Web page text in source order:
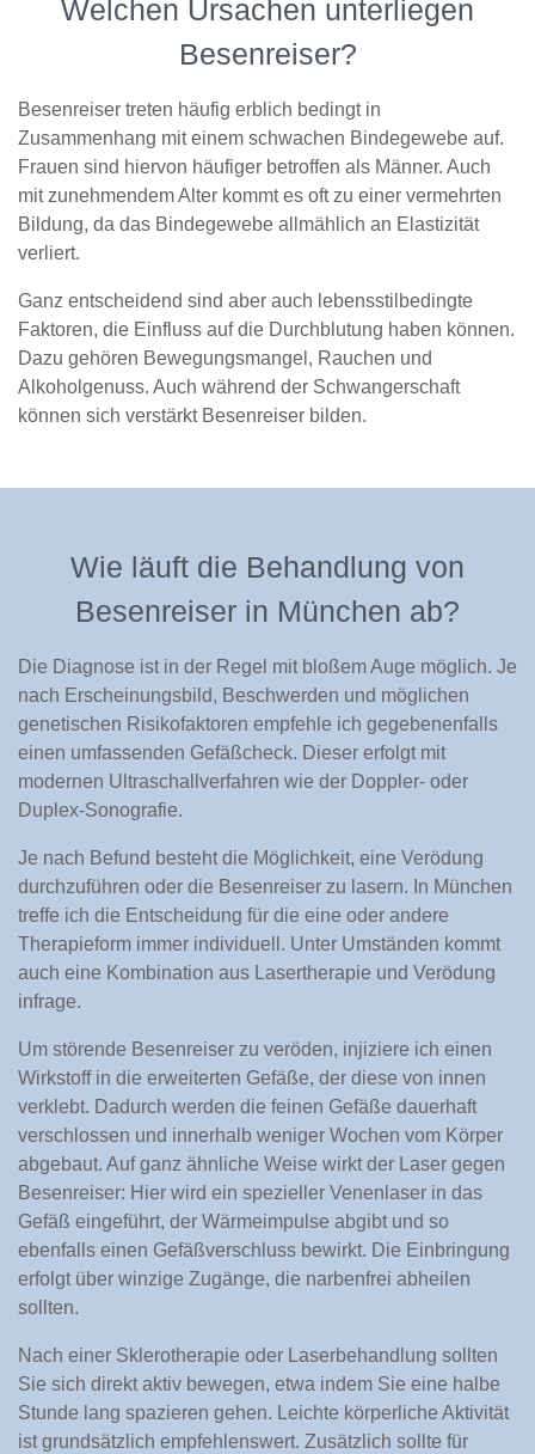
Welchen Ursachen unterliegen
Besenreiser?
Besenreiser treten häufig erblich bedingt in
Zusammenhang mit einem schwachen Bindegewebe auf.
Frauen sind hiervon häufiger betroffen als Männer. Auch
mit zunehmendem Alter kommt es oft zu einer vermehrten
Bildung, da das Bindegewebe allmählich an Elastizität
verliert.
Ganz entscheidend sind aber auch lebensstilbedingte
Faktoren, die Einfluss auf die Durchblutung haben können.
Dazu gehören Bewegungsmangel, Rauchen und
Alkoholgenuss. Auch während der Schwangerschaft
können sich verstärkt Besenreiser bilden.
Wie läuft die Behandlung von
Besenreiser in München ab?
Die Diagnose ist in der Regel mit bloßem Auge möglich. Je
nach Erscheinungsbild, Beschwerden und möglichen
genetischen Risikofaktoren empfehle ich gegebenenfalls
einen umfassenden Gefäßcheck. Dieser erfolgt mit
modernen Ultraschallverfahren wie der Doppler- oder
Duplex-Sonografie.
Je nach Befund besteht die Möglichkeit, eine Verödung
durchzuführen oder die Besenreiser zu lasern. In München
treffe ich die Entscheidung für die eine oder andere
Therapieform immer individuell. Unter Umständen kommt
auch eine Kombination aus Lasertherapie und Verödung
infrage.
Um störende Besenreiser zu veröden, injiziere ich einen
Wirkstoff in die erweiterten Gefäße, der diese von innen
verklebt. Dadurch werden die feinen Gefäße dauerhaft
verschlossen und innerhalb weniger Wochen vom Körper
abgebaut. Auf ganz ähnliche Weise wirkt der Laser gegen
Besenreiser: Hier wird ein spezieller Venenlaser in das
Gefäß eingeführt, der Wärmeimpulse abgibt und so
ebenfalls einen Gefäßverschluss bewirkt. Die Einbringung
erfolgt über winzige Zugänge, die narbenfrei abheilen
sollten.
Nach einer Sklerotherapie oder Laserbehandlung sollten
Sie sich direkt aktiv bewegen, etwa indem Sie eine halbe
Stunde lang spazieren gehen. Leichte körperliche Aktivität
ist grundsätzlich empfehlenswert. Zusätzlich sollte für